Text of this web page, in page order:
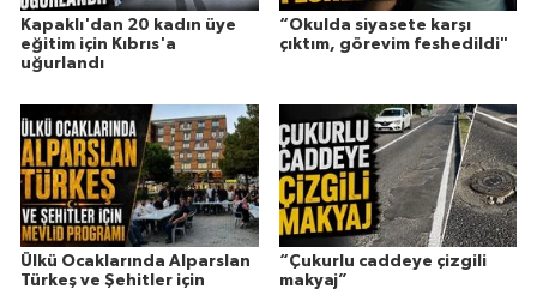
Kapaklı'dan 20 kadın üye
eğitim için Kıbrıs'a
uğurlandı
“Okulda siyasete karşı
çıktım, görevim feshedildi"
Ülkü Ocaklarında Alparslan
Türkeş ve Şehitler için
“Çukurlu caddeye çizgili
makyaj”